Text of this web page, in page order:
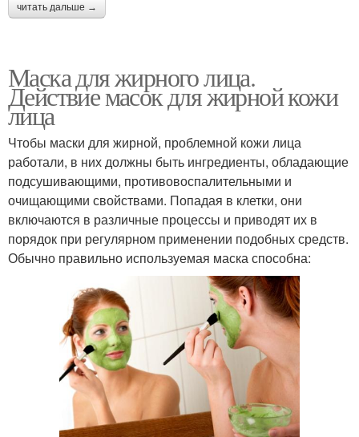
читать дальше →
Маска для жирного лица.
Действие масок для жирной кожи
лица
Чтобы маски для жирной, проблемной кожи лица
работали, в них должны быть ингредиенты, обладающие
подсушивающими, противовоспалительными и
очищающими свойствами. Попадая в клетки, они
включаются в различные процессы и приводят их в
порядок при регулярном применении подобных средств.
Обычно правильно используемая маска способна: